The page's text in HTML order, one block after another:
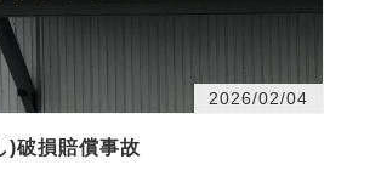
2026/02/04
)破損賠償事故